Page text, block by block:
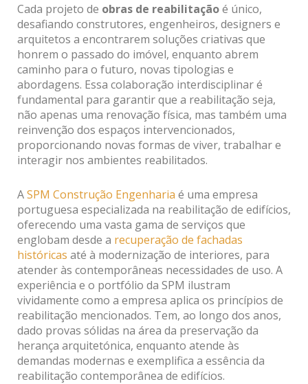
Cada projeto de obras de reabilitaçãoé único,
desafiando construtores, engenheiros, designers e
arquitetos a encontrarem soluções criativas que
honrem o passado do imóvel, enquanto abrem
caminho para o futuro, novas tipologias e
abordagens. Essa colaboração interdisciplinar é
fundamental para garantir que a reabilitação seja,
não apenas uma renovação física, mas também uma
reinvenção dos espaços intervencionados,
proporcionando novas formas de viver, trabalhar e
interagir nos ambientes reabilitados.
ASPM Construção Engenharia é uma empresa
portuguesa especializada na reabilitação de edifícios,
oferecendo uma vasta gama de serviços que
englobam desde a recuperação de fachadas
históricas até à modernização de interiores, para
atender às contemporâneas necessidades de uso. A
experiência e o portfólio da SPM ilustram
vividamente como a empresa aplica os princípios de
reabilitação mencionados. Tem, ao longo dos anos,
dado provas sólidas na área da preservação da
herança arquitetónica, enquanto atende às
demandas modernas e exemplifica a essência da
reabilitação contemporânea de edifícios.